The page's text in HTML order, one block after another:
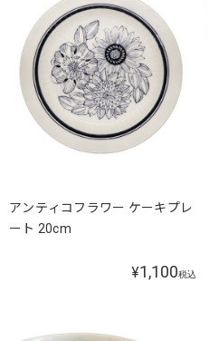
アンティコフラワー ケーキプレ
ート 20cm
¥1,100税込